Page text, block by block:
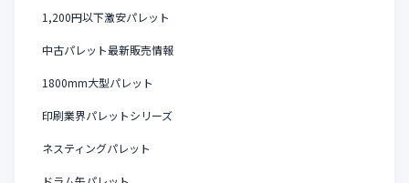
1,200円以下激安パレット
中古パレット最新販売情報
1800mm大型パレット
印刷業界パレットシリーズ
ネスティングパレット